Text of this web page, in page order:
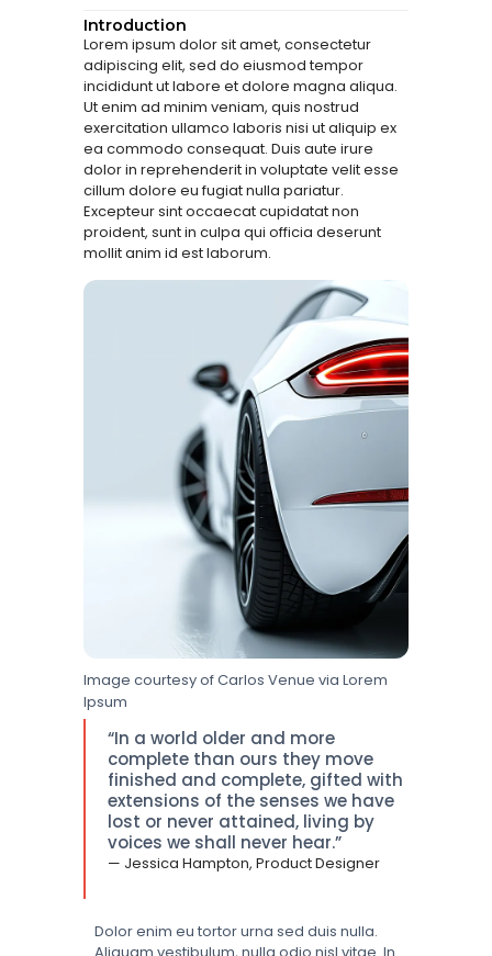
Introduction
Lorem ipsum dolor sit amet, consectetur
adipiscing elit, sed do eiusmod tempor
incididunt ut labore et dolore magna aliqua.
Ut enim ad minim veniam, quis nostrud
exercitation ullamco laboris nisi ut aliquip ex
ea commodo consequat. Duis aute irure
dolor in reprehenderit in voluptate velit esse
cillum dolore eu fugiat nulla pariatur.
Excepteur sint occaecat cupidatat non
proident, sunt in culpa qui officia deserunt
mollit anim id est laborum.
Image courtesy of Carlos Venue via Lorem
Ipsum
“In a world older and more
complete than ours they move
finished and complete, gifted with
extensions of the senses we have
lost or never attained, living by
voices we shall never hear.”
— Jessica Hampton, Product Designer
Dolor enim eu tortor urna sed duis nulla.